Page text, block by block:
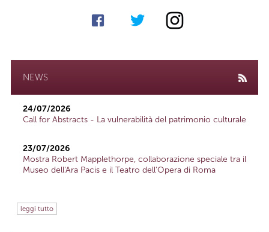
NEWS
24/07/2026
Call for Abstracts - La vulnerabilità del patrimonio culturale
23/07/2026
Mostra Robert Mapplethorpe, collaborazione speciale tra il
Museo dell'Ara Pacis e il Teatro dell'Opera di Roma
leggi tutto